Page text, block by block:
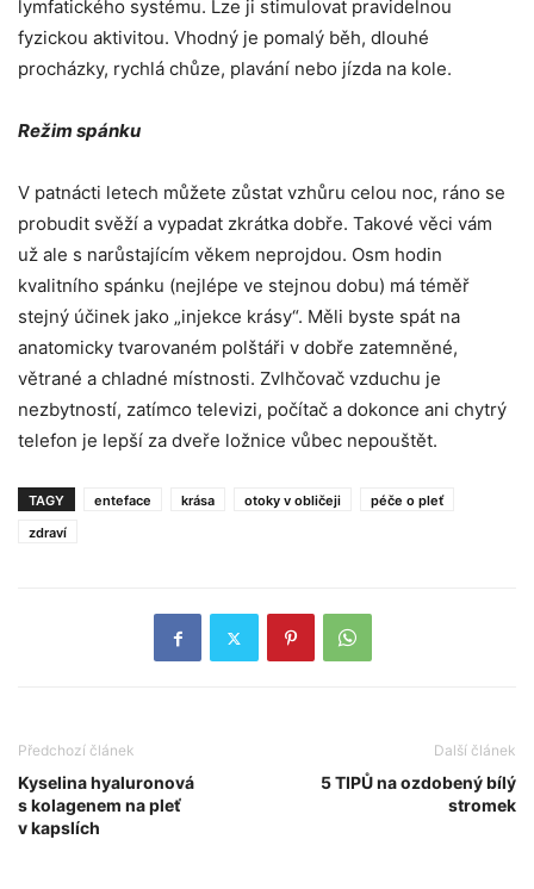
lymfatického systému. Lze ji stimulovat pravidelnou
fyzickou aktivitou. Vhodný je pomalý běh, dlouhé
procházky, rychlá chůze, plavání nebo jízda na kole.
Režim spánku
V patnácti letech můžete zůstat vzhůru celou noc, ráno se
probudit svěží a vypadat zkrátka dobře. Takové věci vám
už ale s narůstajícím věkem neprojdou. Osm hodin
kvalitního spánku (nejlépe ve stejnou dobu) má téměř
stejný účinek jako „injekce krásy“. Měli byste spát na
anatomicky tvarovaném polštáři v dobře zatemněné,
větrané a chladné místnosti. Zvlhčovač vzduchu je
nezbytností, zatímco televizi, počítač a dokonce ani chytrý
telefon je lepší za dveře ložnice vůbec nepouštět.
TAGY enteface krása otoky v obličeji
péče o pleť
zdraví
Předchozí článek
Kyselina hyaluronová
s kolagenem na pleť
v kapslích
Další článek
5 TIPŮ na ozdobený bílý
stromek